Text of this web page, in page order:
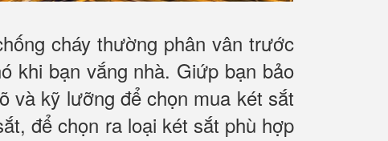
cháy thường phân vân trước
khi bạn vắng nhà. Giứp bạn bảo
và kỹ lưỡng để chọn mua két sắt
để chọn ra loại két sắt phù hợp